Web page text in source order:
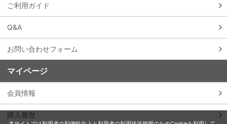
ご利用ガイド
Q&A
お問い合わせフォーム
マイページ
会員情報
購入履歴